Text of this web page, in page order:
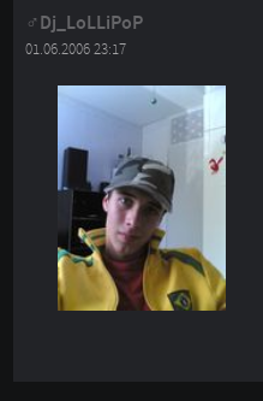
Dj_LoLLiPoP
01.06.2006 23:17